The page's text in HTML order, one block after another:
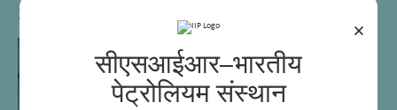
×
सीएसआईआर–भारतीय
पेट्रोलियम संस्थान
Sr. Technical Officer